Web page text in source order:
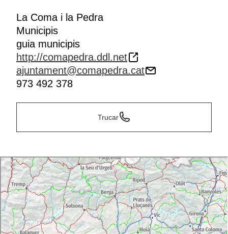
La Coma i la Pedra
Municipis
guia municipis
http://comapedra.ddl.net
ajuntament@comapedra.cat
973 492 378
Trucar